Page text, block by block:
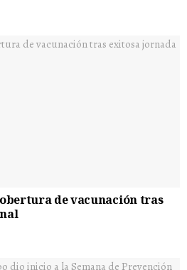
de vacunación tras